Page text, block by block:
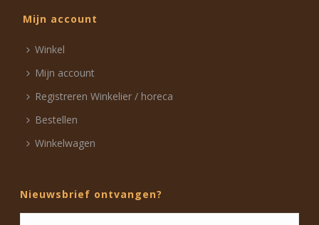
Mijn account
Winkel
Mijn account
Registreren Winkelier / horeca
Bestellen
Winkelwagen
Nieuwsbrief ontvangen?